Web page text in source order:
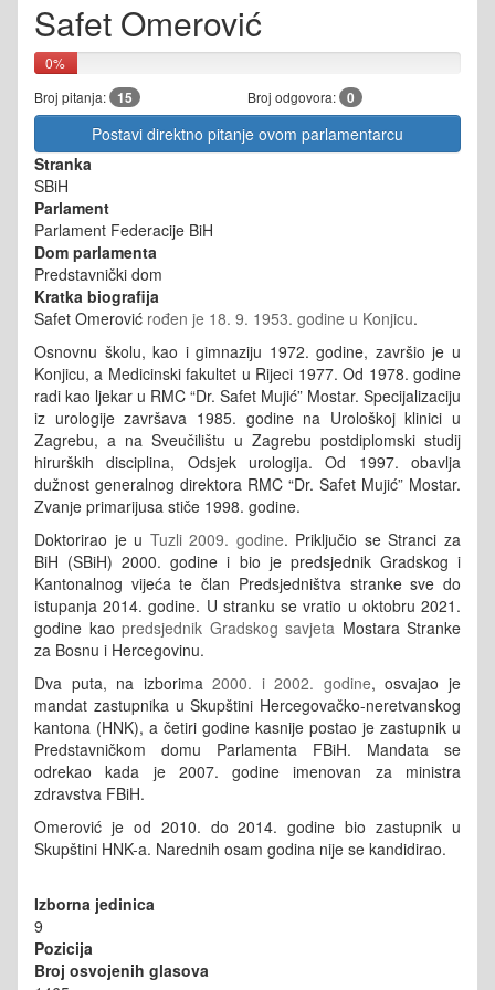
Safet Omerović
0%
Broj pitanja: 15 Broj odgovora: 0
Postavi direktno pitanje ovom parlamentarcu
Stranka
SBiH
Parlament
Parlament Federacije BiH
Dom parlamenta
Predstavnički dom
Kratka biografija
Safet Omerović rođen je 18. 9. 1953. godine u Konjicu.
Osnovnu školu, kao i gimnaziju 1972. godine, završio je u
Konjicu, a Medicinski fakultet u Rijeci 1977. Od 1978. godine
radi kao ljekar u RMC “Dr. Safet Mujić” Mostar. Specijalizaciju
iz urologije završava 1985. godine na Urološkoj klinici u
Zagrebu, a na Sveučilištu u Zagrebu postdiplomski studij
hirurških disciplina, Odsjek urologija. Od 1997. obavlja
dužnost generalnog direktora RMC “Dr. Safet Mujić” Mostar.
Zvanje primarijusa stiče 1998. godine.
Doktorirao je u Tuzli 2009. godine. Priključio se Stranci za
BiH (SBiH) 2000. godine i bio je predsjednik Gradskog i
Kantonalnog vijeća te član Predsjedništva stranke sve do
istupanja 2014. godine. U stranku se vratio u oktobru 2021.
godine kao predsjednik Gradskog savjeta Mostara Stranke
za Bosnu i Hercegovinu.
Dva puta, na izborima2000. i 2002. godine, osvajao je
mandat zastupnika u Skupštini Hercegovačko-neretvanskog
kantona (HNK), a četiri godine kasnije postao je zastupnik u
Predstavničkom domu Parlamenta FBiH. Mandata se
odrekao kada je 2007. godine imenovan za ministra
zdravstva FBiH.
Omerović je od 2010. do 2014. godine bio zastupnik u
Skupštini HNK-a. Narednih osam godina nije se kandidirao.
Izborna jedinica
9
Pozicija
Broj osvojenih glasova